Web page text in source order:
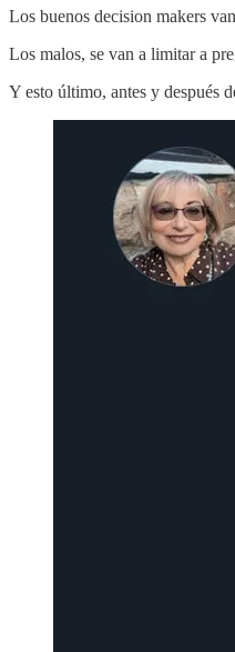
Los buenos decision makers
Los malos, se van a limitar a
Y esto último, antes y después